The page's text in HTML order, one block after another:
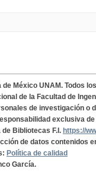
México UNAM. Todos
de la Facultad de
de investigación o
exclusiva
Bibliotecas F.I. https://
de datos contenidos
Política de calidad
García.